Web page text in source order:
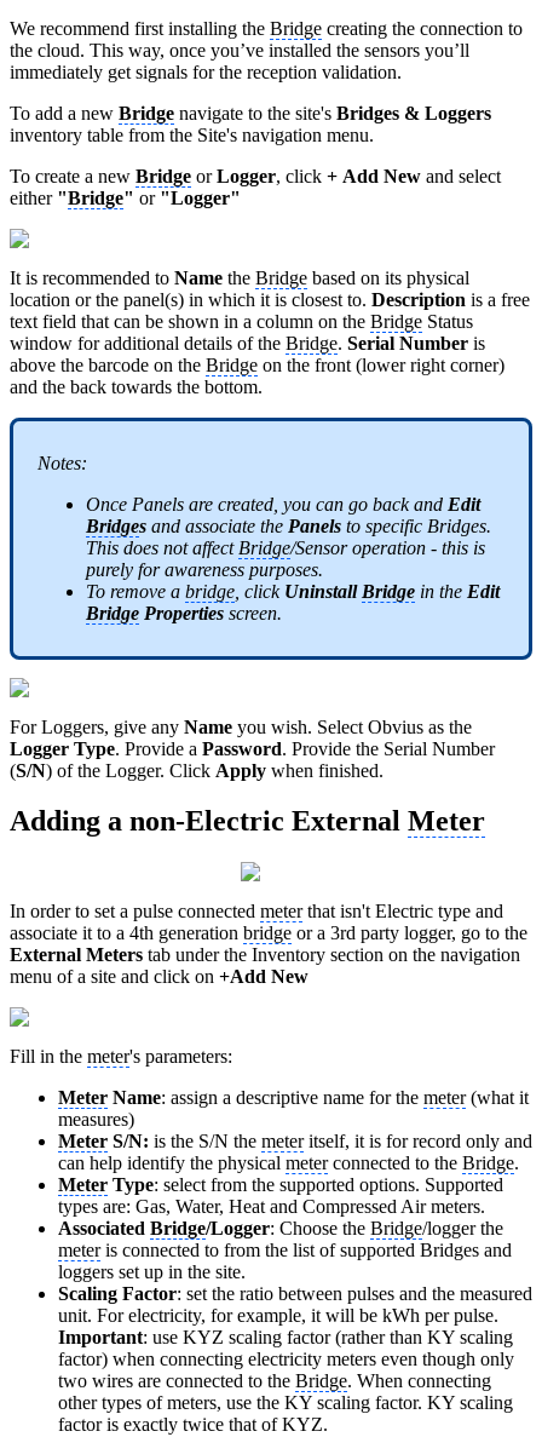
We recommend first installing the Bridge creating the connection to
the cloud. This way, once you’ve installed the sensors you’ll
immediately get signals for the reception validation.
To add a new Bridge navigate to the site's Bridges & Loggers
inventory table from the Site's navigation menu.
To create a new Bridge orLogger, click + Add New and select
either"Bridge" or"Logger"
It is recommended to Name the Bridge based on its physical
location or the panel(s) in which it is closest to. Description is a free
text field that can be shown in a column on the Bridge Status
window for additional details of the Bridge. Serial Number is
above the barcode on the Bridge on the front (lower right corner)
and the back towards the bottom.
Notes:
Once Panels are created, you can go back and Edit
Bridges and associate the Panels to specific Bridges.
This does not affect Bridge/Sensor operation - this is
purely for awareness purposes.
To remove a bridge , click Uninstall Bridge in the Edit
Bridge Properties screen.
For Loggers, give any Name you wish. Select Obvius as the
Logger Type. Provide a Password. Provide the Serial Number
(S/N) of the Logger. Click Apply when finished.
Adding a non-Electric External Meter
In order to set a pulse connected meterthat isn't Electric type and
associate it to a 4th generation bridge or a 3rd party logger, go to the
External Meters tab under the Inventory section on the navigation
menu of a site and click on +Add New
Fill in the meter's parameters:
Meter Name: assign a descriptive name for the meter(what it
measures)
Meter S/N: is the S/N the meteritself, it is for record only and
can help identify the physical meterconnected to the Bridge.
Meter Type: select from the supported options. Supported
types are: Gas, Water, Heat and Compressed Air meters.
Associated Bridge/Logger: Choose the Bridge/logger the
meteris connected to from the list of supported Bridges and
loggers set up in the site.
Scaling Factor: set the ratio between pulses and the measured
unit. For electricity, for example, it will be kWh per pulse.
Important: use KYZ scaling factor (rather than KY scaling
factor) when connecting electricity meters even though only
two wires are connected to the Bridge. When connecting
other types of meters, use the KY scaling factor. KY scaling
factor is exactly twice that of KYZ.